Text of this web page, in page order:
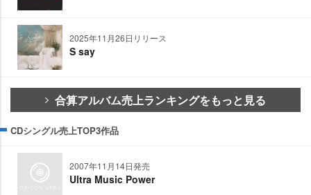
2025年11月26日リリース
S say
合算アルバム売上ランキングをもっと見る
CDシングル売上TOP3作品
2007年11月14日発売
Ultra Music Power